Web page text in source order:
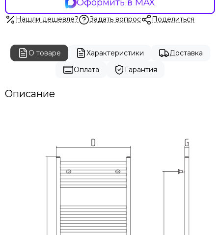
Cezares
Fincopper
Garcia
Irsap
Оформить в MAX
Нашли дешевле? Задать вопрос Поделиться
О товаре Характеристики
Доставка
Оплата
Гарантия
Описание